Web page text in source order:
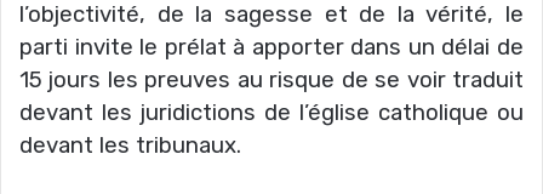
l’objectivité, de la sagesse et de la vérité, le
parti invite le prélat à apporter dans un délai de
15 jours les preuves au risque de se voir traduit
devant les juridictions de l’église catholique ou
devant les tribunaux.